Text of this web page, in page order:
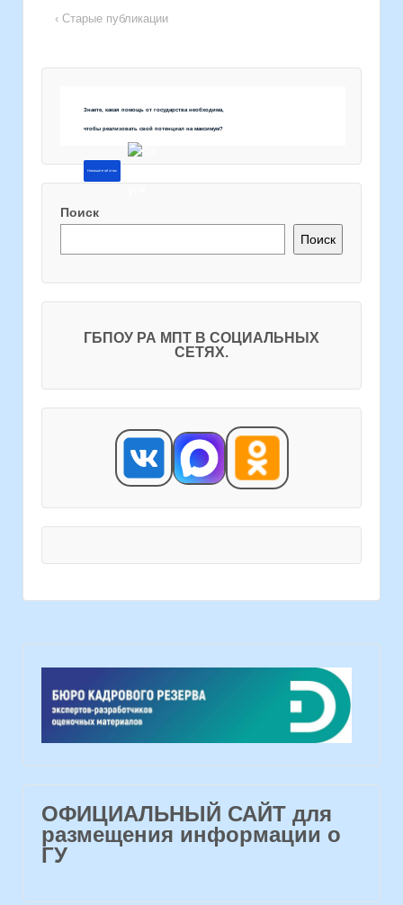
‹ Старые публикации
Знаете, какая помощь от государства необходима,
чтобы реализовать свой потенциал на максимум?
Напишите об этом
Поиск
Поиск
ГБПОУ РА МПТ В СОЦИАЛЬНЫХ
СЕТЯХ.
ОФИЦИАЛЬНЫЙ САЙТ для
размещения информации о
ГУ